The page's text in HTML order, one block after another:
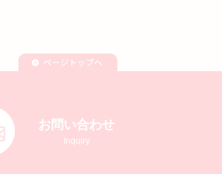
お問い合わせ
Inquiry